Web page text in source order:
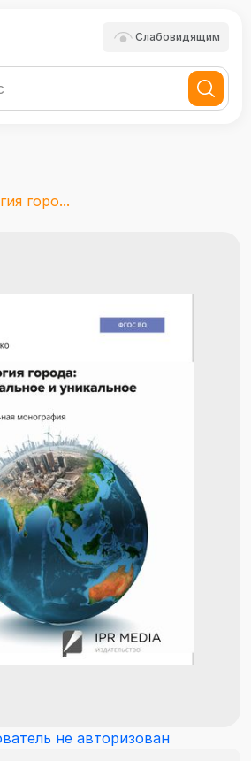
Слабовидящим
горо...
не авторизован